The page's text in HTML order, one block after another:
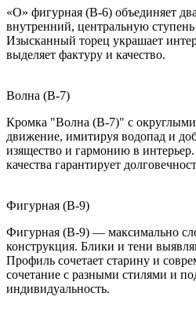
«О» фигурная (B-6) объединяет
внутренний, центральную
Изысканный торец украшает
выделяет фактуру и качество.
Волна (B-7)
Кромка "Волна (B-7)" с
движение, имитируя водопад и
изящество и гармонию в
качества гарантирует
Фигурная (B-9)
Фигурная (B-9) — максимально
конструкция. Блики и тени
Профиль сочетает старину и
сочетание с разными стилями и
индивидуальность.